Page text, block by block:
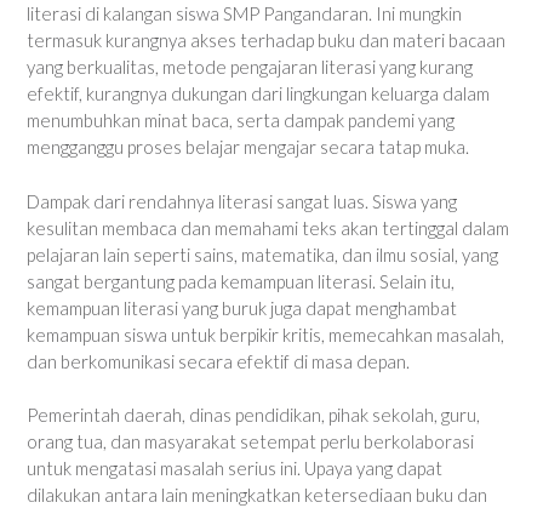
literasi di kalangan siswa SMP Pangandaran. Ini mungkin
termasuk kurangnya akses terhadap buku dan materi bacaan
yang berkualitas, metode pengajaran literasi yang kurang
efektif, kurangnya dukungan dari lingkungan keluarga dalam
menumbuhkan minat baca, serta dampak pandemi yang
mengganggu proses belajar mengajar secara tatap muka.
Dampak dari rendahnya literasi sangat luas. Siswa yang
kesulitan membaca dan memahami teks akan tertinggal dalam
pelajaran lain seperti sains, matematika, dan ilmu sosial, yang
sangat bergantung pada kemampuan literasi. Selain itu,
kemampuan literasi yang buruk juga dapat menghambat
kemampuan siswa untuk berpikir kritis, memecahkan masalah,
dan berkomunikasi secara efektif di masa depan.
Pemerintah daerah, dinas pendidikan, pihak sekolah, guru,
orang tua, dan masyarakat setempat perlu berkolaborasi
untuk mengatasi masalah serius ini. Upaya yang dapat
dilakukan antara lain meningkatkan ketersediaan buku dan